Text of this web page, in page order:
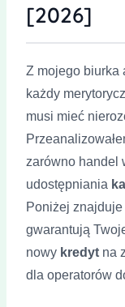
[2026]
Z mojego biurka
każdy
musi mieć
zarówno handel
udostępniania
Poniżej
gwarantują
nowy kredytna
dla operatorów